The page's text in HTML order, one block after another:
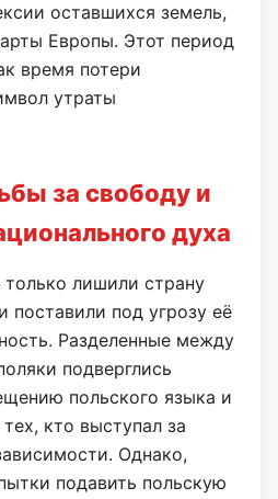
оставшихся земель,
Европы. Этот период
время потери
утраты
за свободу и
духа
лишили страну
поставили под угрозу её
Разделенные между
подверглись
польского языка и
кто выступал за
Однако,
подавить польскую